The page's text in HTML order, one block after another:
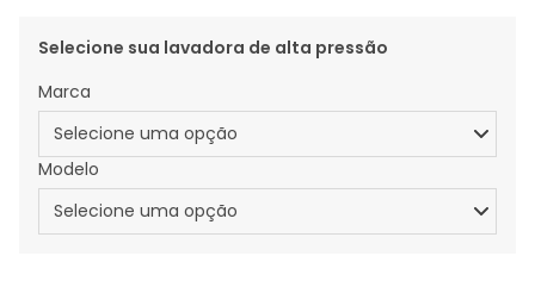
Selecione sua lavadora de alta pressão
Marca
Modelo